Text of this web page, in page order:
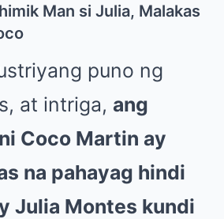
Man si Julia, Malakas
puno ng
at intriga, ang
Coco Martin ay
na pahayag hindi
Julia Montes kundi